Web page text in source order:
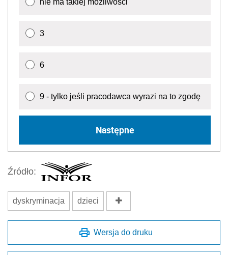
3
6
9 - tylko jeśli pracodawca wyrazi na to zgodę
Następne
Źródło:
dyskryminacja dzieci
Wersja do druku